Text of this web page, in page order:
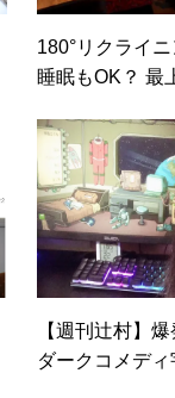
180°リクライ
睡眠もOK？ 最
【週刊辻村】
ダークコメデ